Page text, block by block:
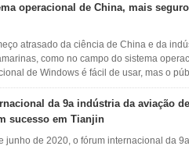
operacional de China, mais
atrasado da ciência de China e da
como no campo do sistema
de Windows é fácil de usar, mas o
da 9a indústria da aviação
sucesso em Tianjin
junho de 2020, o fórum internacional da